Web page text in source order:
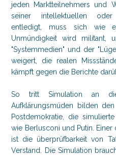
jeden Marktteilnehmers und
seiner intellektuellen oder
entledigt, muss sich wie
Unmündigkeit wird militant,
"Systemmedien" und der
weigert, die realen
kämpft gegen die Berichte
So tritt Simulation an
Aufklärungsmüden bilden
Postdemokratie, die
wie Berlusconi und Putin.
ist die überprüfbarkeit von
Verstand. Die Simulation